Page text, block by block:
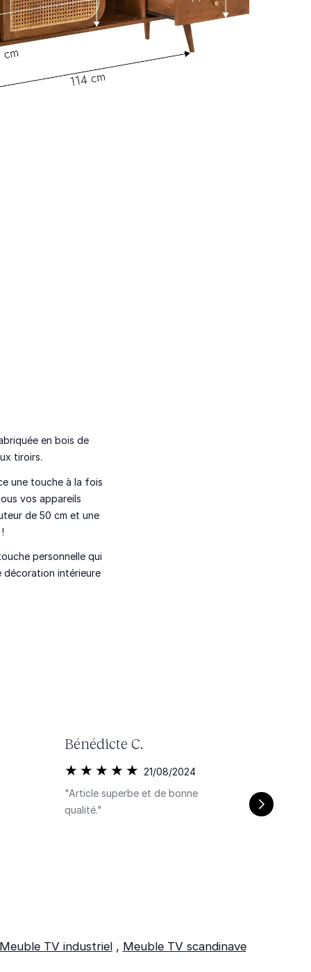
en bois de
tiroirs.
une touche à la fois
vos appareils
de 50 cm et une
personnelle qui
décoration intérieure
Bénédicte C.
21/08/2024
"Article superbe et de bonne
qualité."
TV industriel, Meuble TV scandinave